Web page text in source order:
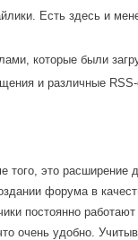
Есть здесь и
которые были
и различные
того, это расширение
форума в
постоянно
очень удобно.